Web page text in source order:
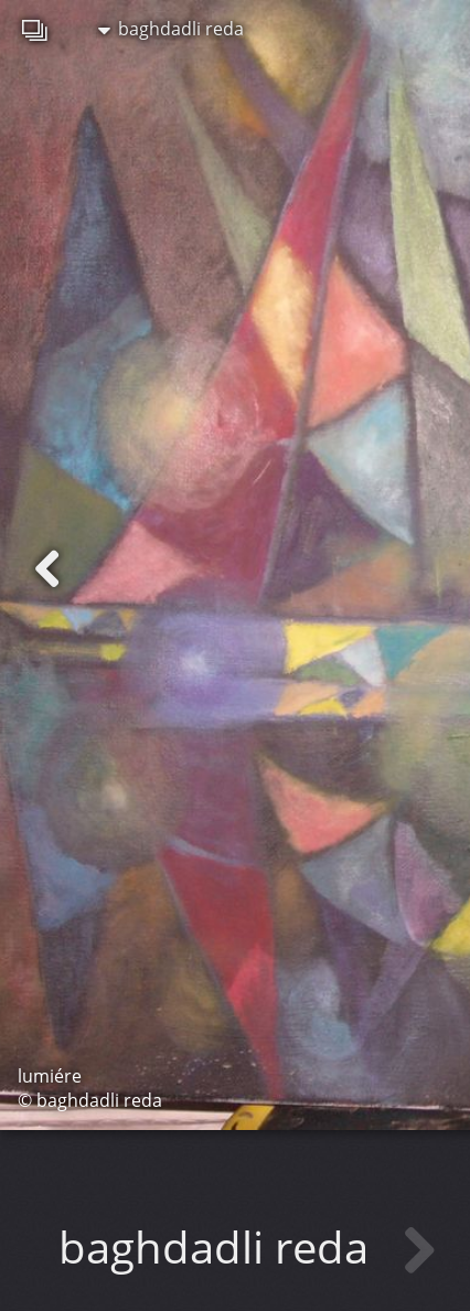
baghdadli reda
lumiére
© baghdadli reda
baghdadli reda